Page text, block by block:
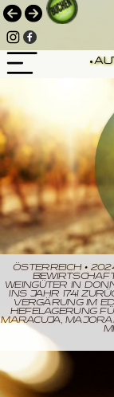
•
Österreich • 2024 • 100
bewirtschaftet den
Weingüter in
ins Jahr 1741 zurück •
Vergärung im
hefelagerung für ca. 1
Maracuja, Majoran,